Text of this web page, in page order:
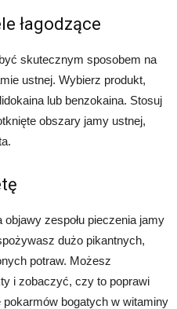
łagodzące
skutecznym sposobem na
ustnej. Wybierz produkt,
lub benzokaina. Stosuj
obszary jamy ustnej,
zespołu pieczenia jamy
dużo pikantnych,
potraw. Możesz
i zobaczyć, czy to poprawi
bogatych w witaminy